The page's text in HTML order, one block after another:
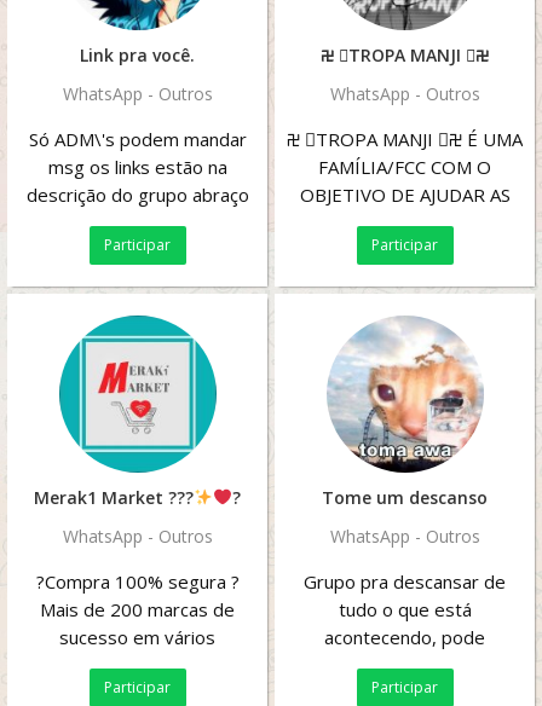
Link pra você.
WhatsApp - Outros
Só ADM\'s podem mandar
msg os links estão na
descrição do grupo abraço
pra todos
Participar
࿖ ⃟TROPA MANJI ⃟࿖
WhatsApp - Outros
࿖ ⃟TROPA MANJI ⃟࿖ É UMA
FAMÍLIA/FCC COM O
OBJETIVO DE AJUDAR AS
PESSOAS DA WEB,E PUNIR
AQUELES QUE...
Participar
Merak1 Market ???
?
WhatsApp - Outros
?Compra 100% segura ?
Mais de 200 marcas de
sucesso em vários
segmentos ?Cupons de
desconto nas maiores e-
Participar
Tome um descanso
WhatsApp - Outros
Grupo pra descansar de
tudo o que está
acontecendo, pode
desabafar e escrever o que
quiser, também pode enviar
Participar